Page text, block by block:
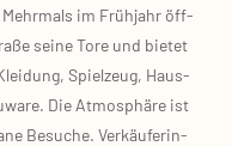
im Früh­jahr öff­
sei­ne Tore und bie­tet
Spiel­zeug, Haus­
Die Atmo­sphä­re ist
Besu­che. Ver­käu­fe­rin­